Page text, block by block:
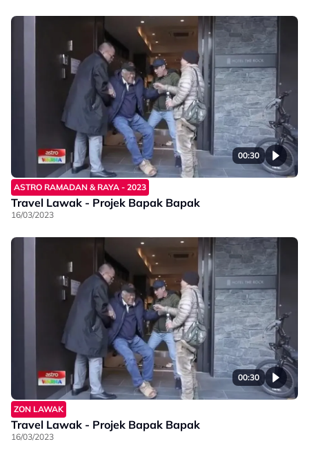
00:30
ASTRO RAMADAN & RAYA - 2023
Travel Lawak - Projek Bapak Bapak
16/03/2023
00:30
ZON LAWAK
Travel Lawak - Projek Bapak Bapak
16/03/2023